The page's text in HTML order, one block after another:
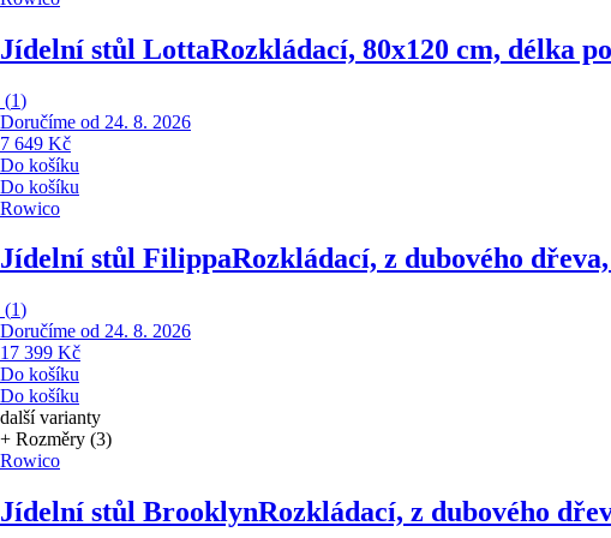
Jídelní stůl LottaRozkládací, 80x120 cm, délka
(1)
Doručíme od 24. 8. 2026
7 649 Kč
Do košíku
Do košíku
Rowico
Jídelní stůl FilippaRozkládací, z dubového
(1)
Doručíme od 24. 8. 2026
17 399 Kč
Do košíku
Do košíku
další varianty
+ Rozměry (3)
Rowico
Jídelní stůl BrooklynRozkládací, z dubového